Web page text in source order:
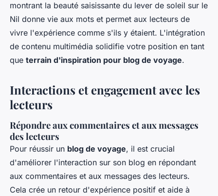
montrant la beauté saisissante du lever de soleil sur le
Nil donne vie aux mots et permet aux lecteurs de
vivre l'expérience comme s'ils y étaient. L'intégration
de contenu multimédia solidifie votre position en tant
que terrain d'inspiration pour blog de voyage.
Interactions et engagement avec les
lecteurs
Répondre aux commentaires et aux messages
des lecteurs
Pour réussir un blog de voyage, il est crucial
d'améliorer l'interaction sur son blog en répondant
aux commentaires et aux messages des lecteurs.
Cela crée un retour d'expérience positif et aide à